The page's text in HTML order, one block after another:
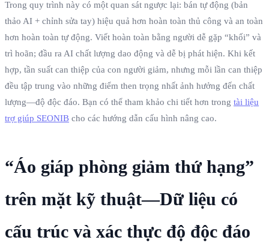
Trong quy trình này có một quan sát ngược lại: bán tự động (bản
thảo AI + chỉnh sửa tay) hiệu quả hơn hoàn toàn thủ công và an toàn
hơn hoàn toàn tự động. Viết hoàn toàn bằng người dễ gặp “khối” và
trì hoãn; đầu ra AI chất lượng dao động và dễ bị phát hiện. Khi kết
hợp, tần suất can thiệp của con người giảm, nhưng mỗi lần can thiệp
đều tập trung vào những điểm then trọng nhất ảnh hưởng đến chất
lượng—độ độc đáo. Bạn có thể tham khảo chi tiết hơn trong tài liệu
trợ giúp SEONIB cho các hướng dẫn cấu hình nâng cao.
“Áo giáp phòng giảm thứ hạng”
trên mặt kỹ thuật—Dữ liệu có
cấu trúc và xác thực độ độc đáo